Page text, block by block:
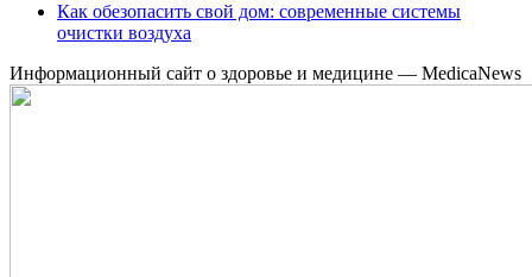
Как обезопасить свой дом: современные системы
очистки воздуха
Информационный сайт о здоровье и медицине — MedicaNews